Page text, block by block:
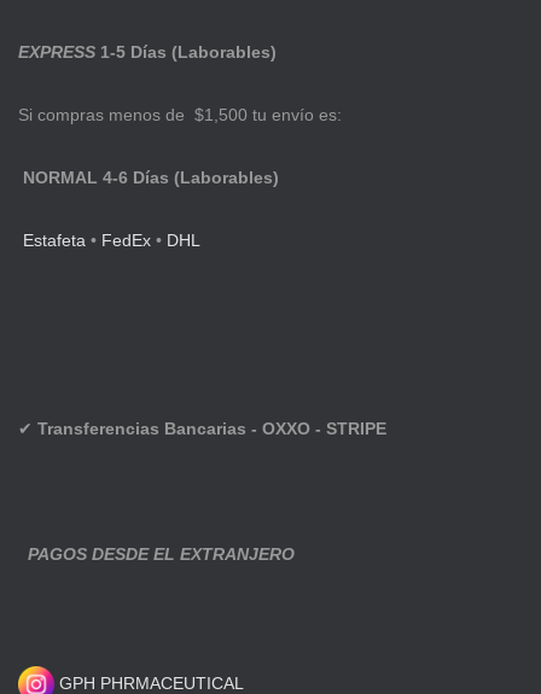
EXPRESS 1-5 Días (Laborables)
Si compras menos de $1,500 tu envío es:
NORMAL 4-6 Días (Laborables)
Estafeta • FedEx • DHL
✔ Transferencias Bancarias - OXXO - STRIPE
PAGOS DESDE EL EXTRANJERO
GPH PHRMACEUTICAL